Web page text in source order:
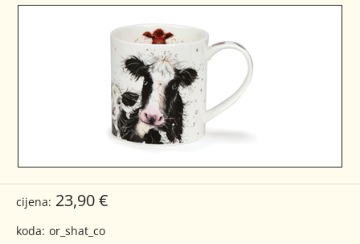
cijena: 23,90 €
koda: or_shat_co